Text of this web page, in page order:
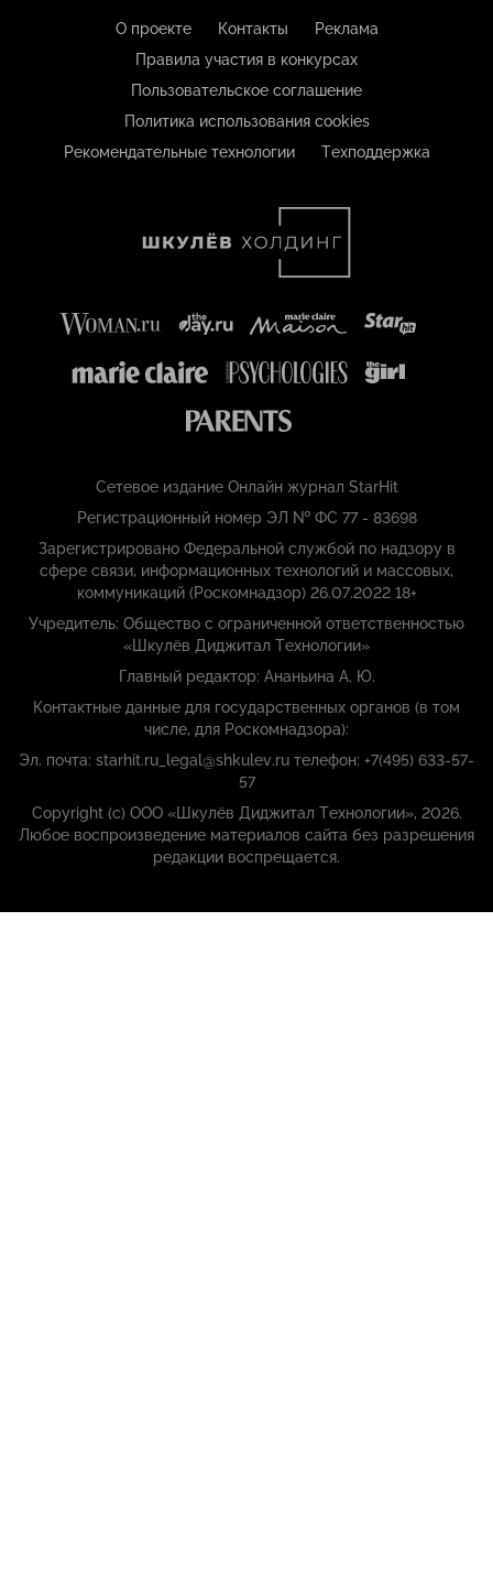
О проекте Контакты
Реклама
Правила участия в конкурсах
Пользовательское соглашение
Политика использования cookies
Рекомендательные технологии
Техподдержка
Сетевое издание Онлайн журнал StarHit
Регистрационный номер ЭЛ № ФС 77 - 83698
Зарегистрировано Федеральной службой по надзору в
сфере связи, информационных технологий и массовых,
коммуникаций (Роскомнадзор) 26.07.2022 18+
Учредитель: Общество с ограниченной ответственностью
«Шкулёв Диджитал Технологии»
Главный редактор: Ананьина А. Ю.
Контактные данные для государственных органов (в том
числе, для Роскомнадзора):
Эл. почта: starhit.ru_legal@shkulev.ru телефон: +7(495) 633-57-
57
Copyright (с) ООО «Шкулёв Диджитал Технологии», 2026.
Любое воспроизведение материалов сайта без разрешения
редакции воспрещается.